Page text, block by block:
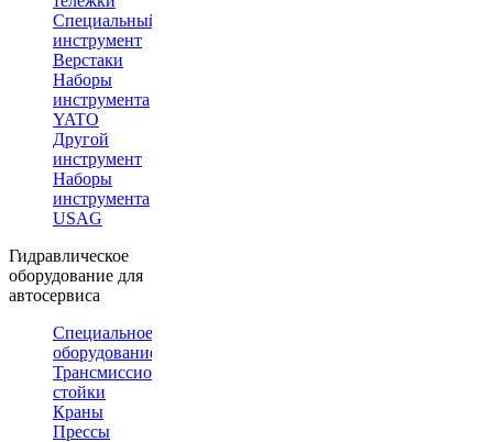
Специальный
инструмент
Верстаки
Наборы
инструмента
YATO
Другой
инструмент
Наборы
инструмента
USAG
Гидравлическое
оборудование для
автосервиса
Специальное
оборудование
Трансмиссионные
стойки
Краны
Прессы